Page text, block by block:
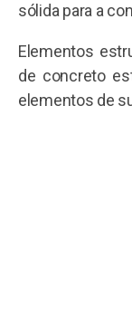
sólida para a
Elementos
de concreto
elementos de